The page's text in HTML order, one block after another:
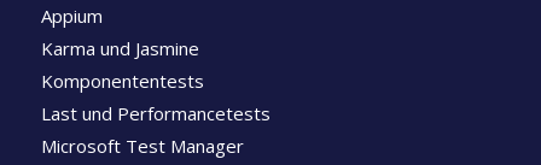
Appium
Karma und Jasmine
Komponententests
Last und Performancetests
Microsoft Test Manager